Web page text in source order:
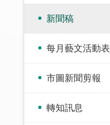
新聞稿
每月藝文活動表
市圖新聞剪報
轉知訊息